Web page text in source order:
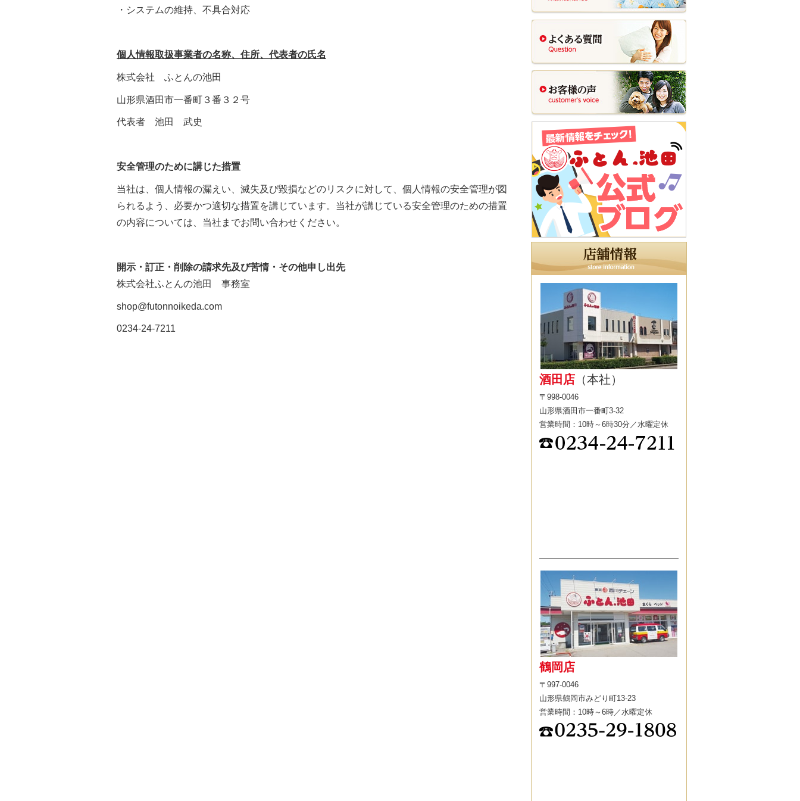
・システムの維持、不具合対応
個人情報取扱事業者の名称、住所、代表者の氏名
株式会社 ふとんの池田
山形県酒田市一番町３番３２号
代表者 池田 武史
安全管理のために講じた措置
当社は、個人情報の漏えい、滅失及び毀損などのリスクに対して、個人情報の安全管理が図
られるよう、必要かつ適切な措置を講じています。当社が講じている安全管理のための措置
の内容については、当社までお問い合わせください。
開示・訂正・削除の請求先及び苦情・その他申し出先
株式会社ふとんの池田 事務室
shop@futonnoikeda.com
0234-24-7211
酒田店 （本社）
〒998-0046
山形県酒田市一番町3-32
営業時間：10時～6時30分／水曜定休
鶴岡店
〒997-0046
山形県鶴岡市みどり町13-23
営業時間：10時～6時／水曜定休